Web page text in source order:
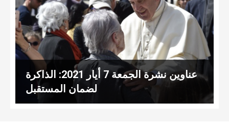
عناوين نشرة الجمعة 7 أيار 2021: الذاكرة
لضمان المستقبل